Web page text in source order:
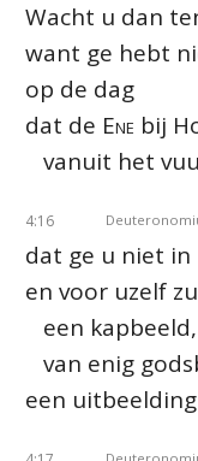
Wacht u dan
want ge hebt
op de dag
dat de Ene bij
vanuit het
4:16
dat ge u niet
en voor uzelf
een
van enig
een